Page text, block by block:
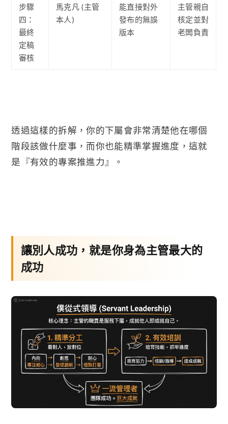
步驟
四：
最終
定稿
審核
馬克凡 (主管
本人)
能直接對外
發布的無誤
版本
主管親自
核定並對
老闆負責
透過這樣的拆解，你的下屬會非常清楚他在哪個
階段該做什麼事，而你也能精準掌握進度，這就
是『有效的專案推進力』。
讓別人成功，就是你身為主管最大的
成功